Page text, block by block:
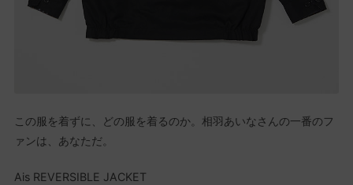
この服を着ずに、どの服を着るのか。相羽あいなさんの一番のフ
ァンは、あなただ。
Ais REVERSIBLE JACKET